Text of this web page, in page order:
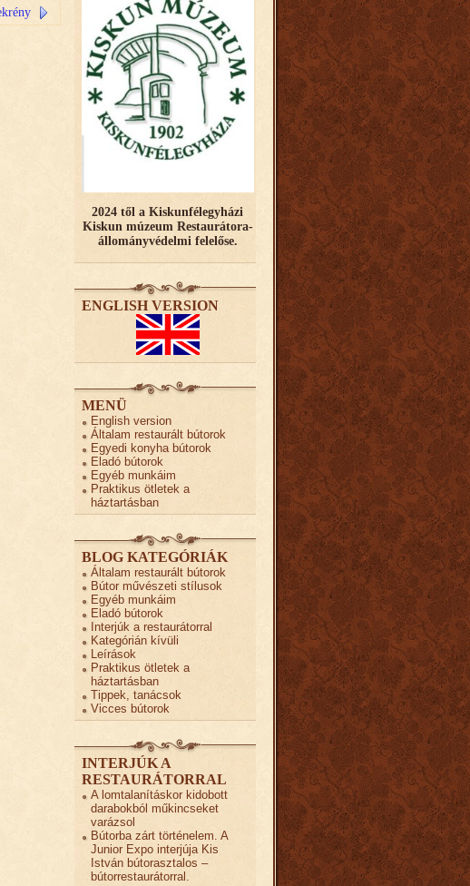
2024 től a Kiskunfélegyházi
Kiskun múzeum Restaurátora-
állományvédelmi felelőse.
ENGLISH VERSION
MENÜ
English version
Általam restaurált bútorok
Egyedi konyha bútorok
Eladó bútorok
Egyéb munkáim
Praktikus ötletek a
háztartásban
BLOG KATEGÓRIÁK
Általam restaurált bútorok
Bútor művészeti stílusok
Egyéb munkáim
Eladó bútorok
Interjúk a restaurátorral
Kategórián kívüli
Leírások
Praktikus ötletek a
háztartásban
Tippek, tanácsok
Vicces bútorok
INTERJÚK A
RESTAURÁTORRAL
A lomtalanításkor kidobott
darabokból műkincseket
varázsol
Bútorba zárt történelem. A
Junior Expo interjúja Kis
István bútorasztalos –
bútorrestaurátorral.